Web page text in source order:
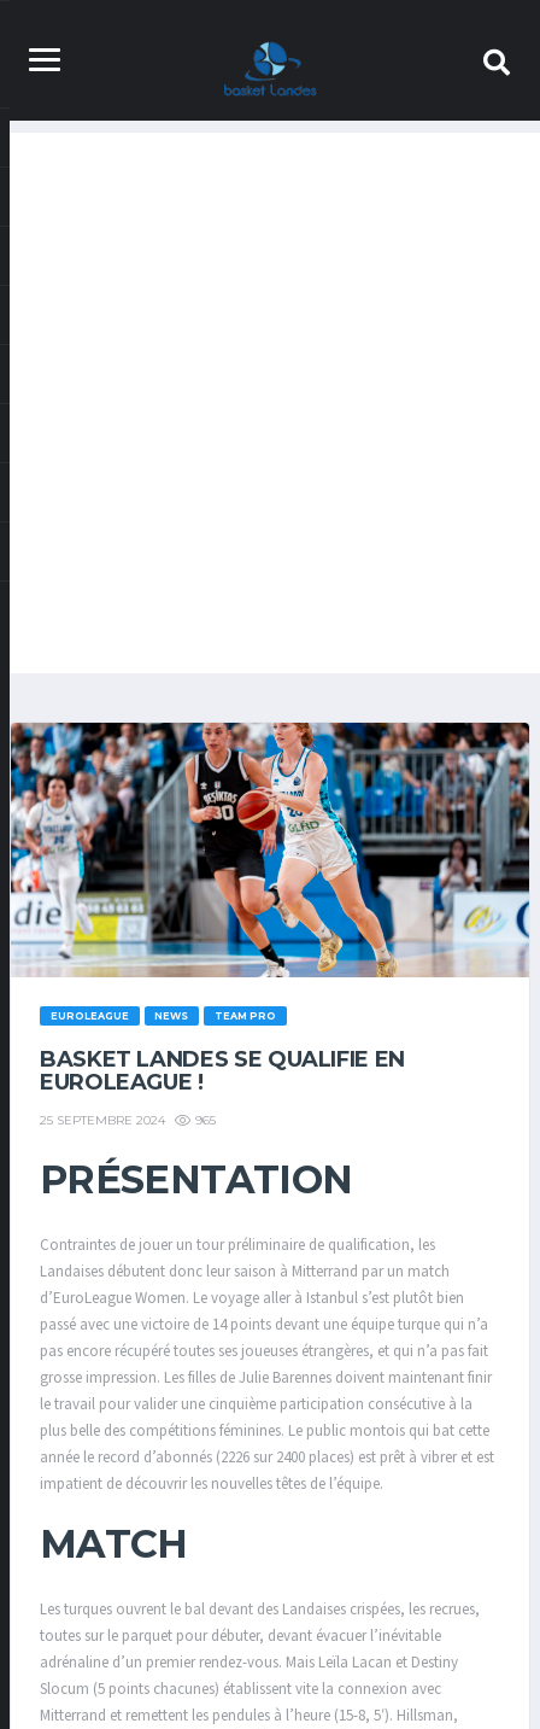
EUROLEAGUE NEWS TEAM PRO
BASKET LANDES SE QUALIFIE EN
EUROLEAGUE !
25 SEPTEMBRE 2024 965
PRÉSENTATION
Contraintes de jouer un tour préliminaire de qualification, les
Landaises débutent donc leur saison à Mitterrand par un match
d’EuroLeague Women. Le voyage aller à Istanbul s’est plutôt bien
passé avec une victoire de 14 points devant une équipe turque qui n’a
pas encore récupéré toutes ses joueuses étrangères, et qui n’a pas fait
grosse impression. Les filles de Julie Barennes doivent maintenant finir
le travail pour valider une cinquième participation consécutive à la
plus belle des compétitions féminines. Le public montois qui bat cette
année le record d’abonnés (2226 sur 2400 places) est prêt à vibrer et est
impatient de découvrir les nouvelles têtes de l’équipe.
MATCH
Les turques ouvrent le bal devant des Landaises crispées, les recrues,
toutes sur le parquet pour débuter, devant évacuer l’inévitable
adrénaline d’un premier rendez-vous. Mais Leïla Lacan et Destiny
Slocum (5 points chacunes) établissent vite la connexion avec
Mitterrand et remettent les pendules à l’heure (15-8, 5′). Hillsman,